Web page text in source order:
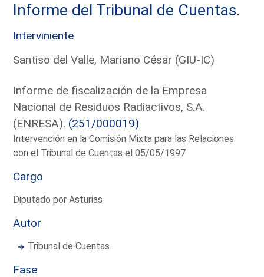
Informe del Tribunal de Cuentas.
Interviniente
Santiso del Valle, Mariano César (GIU-IC)
Informe de fiscalización de la Empresa
Nacional de Residuos Radiactivos, S.A.
(ENRESA). (251/000019)
Intervención en la Comisión Mixta para las Relaciones
con el Tribunal de Cuentas el 05/05/1997
Cargo
Diputado por Asturias
Autor
Tribunal de Cuentas
Fase